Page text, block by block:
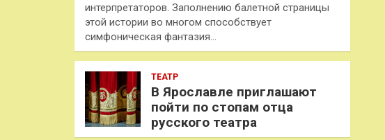
интерпретаторов. Заполнению балетной страницы
этой истории во многом способствует
симфоническая фантазия…
ТЕАТР
В Ярославле приглашают
пойти по стопам отца
русского театра